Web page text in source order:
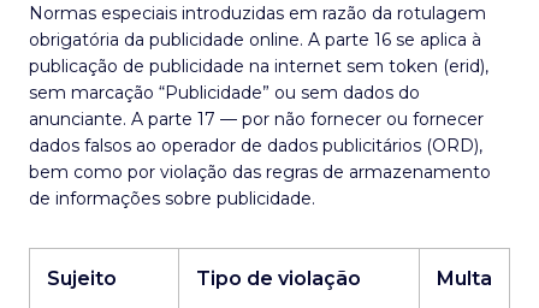
Normas especiais introduzidas em razão da rotulagem
obrigatória da publicidade online. A parte 16 se aplica à
publicação de publicidade na internet sem token (erid),
sem marcação “Publicidade” ou sem dados do
anunciante. A parte 17 — por não fornecer ou fornecer
dados falsos ao operador de dados publicitários (ORD),
bem como por violação das regras de armazenamento
de informações sobre publicidade.
Sujeito Tipo de violação Multa